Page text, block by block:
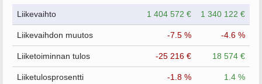
Liikevaihto 1 404 572 € 1 340 122 €
Liikevaihdon muutos -7.5 % -4.6 %
Liiketoiminnan tulos -25 216 € 18 574 €
Liiketulosprosentti -1.8 % 1.4 %